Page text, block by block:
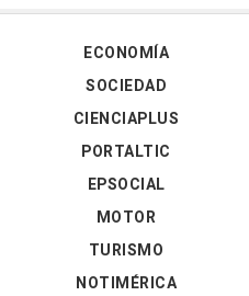
ECONOMÍA
SOCIEDAD
CIENCIAPLUS
PORTALTIC
EPSOCIAL
MOTOR
TURISMO
NOTIMÉRICA